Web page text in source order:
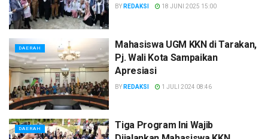
BY REDAKSI 18 JUNI 2025 15:00
DAERAH
Mahasiswa UGM KKN di Tarakan,
Pj. Wali Kota Sampaikan
Apresiasi
BY REDAKSI 1 JULI 2024 08:46
DAERAH
Tiga Program Ini Wajib